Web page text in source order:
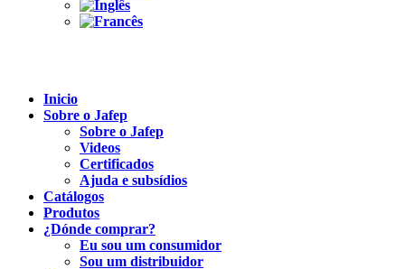
Inicio
Sobre o Jafep
Sobre o Jafep
Videos
Certificados
Ajuda e subsídios
Catálogos
Produtos
¿Dónde comprar?
Eu sou um consumidor
Sou um distribuidor